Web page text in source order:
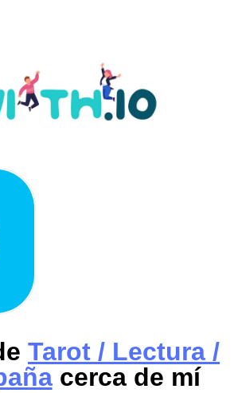
Tarot / Lectura /
cerca de mí